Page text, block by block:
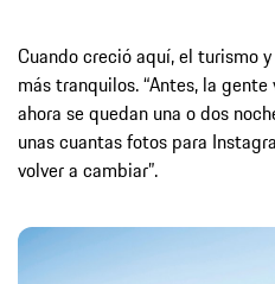
Cuando creció aquí, el turismo
más tranquilos. “Antes, la
ahora se quedan una o dos
unas cuantas fotos para
volver a cambiar”.